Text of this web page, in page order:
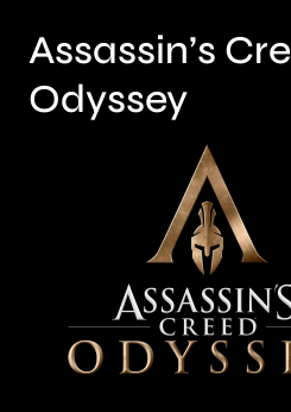
Assassin’s
Odyssey